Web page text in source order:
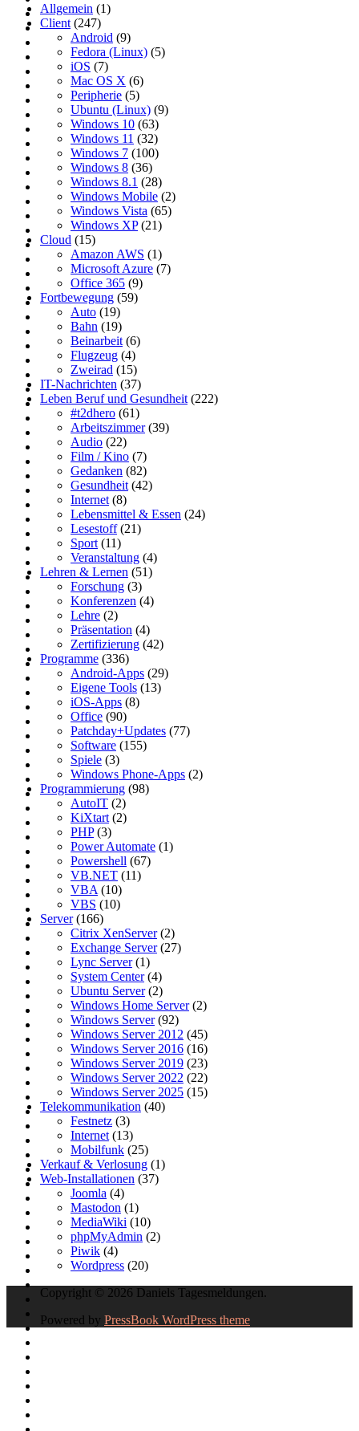
Allgemein (1)
Client (247)
Android (9)
Fedora (Linux) (5)
iOS (7)
Mac OS X (6)
Peripherie (5)
Ubuntu (Linux) (9)
Windows 10 (63)
Windows 11 (32)
Windows 7 (100)
Windows 8 (36)
Windows 8.1 (28)
Windows Mobile (2)
Windows Vista (65)
Windows XP(21)
Cloud (15)
Amazon AWS (1)
Microsoft Azure (7)
Office 365 (9)
Fortbewegung (59)
Auto (19)
Bahn (19)
Beinarbeit (6)
Flugzeug (4)
Zweirad (15)
IT-Nachrichten (37)
Leben Beruf und Gesundheit (222)
#t2dhero (61)
Arbeitszimmer(39)
Audio (22)
Film / Kino (7)
Gedanken (82)
Gesundheit (42)
Internet (8)
Lebensmittel & Essen (24)
Lesestoff(21)
Sport (11)
Veranstaltung (4)
Lehren & Lernen (51)
Forschung (3)
Konferenzen (4)
Lehre (2)
Präsentation (4)
Zertifizierung (42)
Programme (336)
Android-Apps (29)
Eigene Tools (13)
iOS-Apps (8)
Office (90)
Patchday+Updates (77)
Software (155)
Spiele (3)
Windows Phone-Apps (2)
Programmierung (98)
AutoIT (2)
KiXtart (2)
PHP(3)
Power Automate (1)
Powershell (67)
VB.NET (11)
VBA (10)
VBS (10)
Server(166)
Citrix XenServer(2)
Exchange Server(27)
Lync Server(1)
System Center(4)
Ubuntu Server(2)
Windows Home Server(2)
Windows Server(92)
Windows Server 2012 (45)
Windows Server 2016 (16)
Windows Server 2019 (23)
Windows Server 2022 (22)
Windows Server 2025 (15)
Telekommunikation (40)
Festnetz (3)
Internet (13)
Mobilfunk (25)
Verkauf & Verlosung (1)
Web-Installationen (37)
Joomla (4)
Mastodon (1)
MediaWiki (10)
phpMyAdmin (2)
Piwik (4)
Wordpress (20)
Copyright © 2026 Daniels Tagesmeldungen.
Powered by PressBook WordPress theme